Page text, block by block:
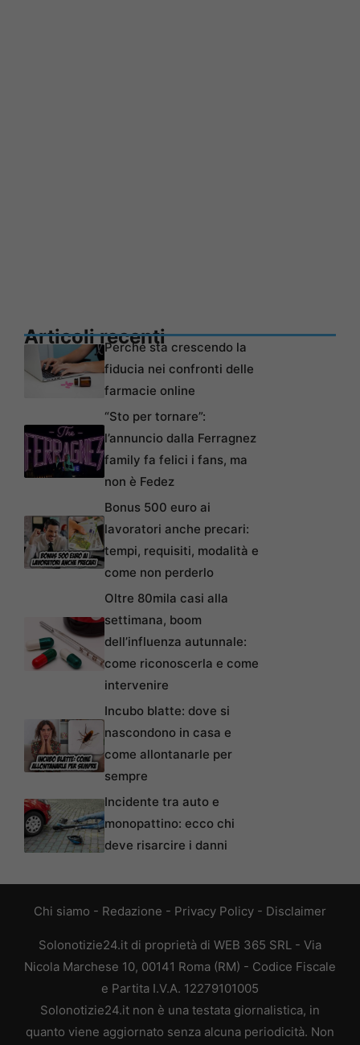
Articoli recentiPerché sta crescendo la
fiducia nei confronti delle
farmacie online
“Sto per tornare”:
l’annuncio dalla Ferragnez
family fa felici i fans, ma
non è Fedez
Bonus 500 euro ai
lavoratori anche precari:
tempi, requisiti, modalità e
come non perderlo
Oltre 80mila casi alla
settimana, boom
dell’influenza autunnale:
come riconoscerla e come
intervenire
Incubo blatte: dove si
nascondono in casa e
come allontanarle per
sempre
Incidente tra auto e
monopattino: ecco chi
deve risarcire i danni
Chi siamo - Redazione - Privacy Policy - Disclaimer
Solonotizie24.it di proprietà di WEB 365 SRL - Via
Nicola Marchese 10, 00141 Roma (RM) - Codice Fiscale
e Partita I.V.A. 12279101005
Solonotizie24.it non è una testata giornalistica, in
quanto viene aggiornato senza alcuna periodicità. Non